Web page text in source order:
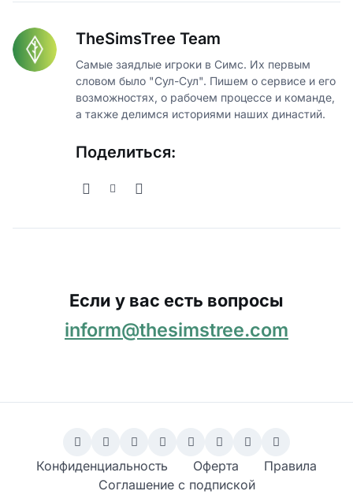
TheSimsTree Team
Самые заядлые игроки в Симс. Их первым
словом было "Сул-Сул". Пишем о сервисе и его
возможностях, о рабочем процессе и команде,
а также делимся историями наших династий.
Поделиться:
Если у вас есть вопросы
inform@thesimstree.com
Конфиденциальность Оферта
Правила
Соглашение с подпиской